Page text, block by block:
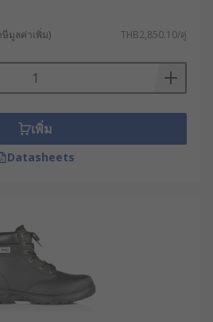
มีความเสี่ยงในการสัมผัส
เท้า : แผ่นป้องกันที่อาจติด
นในรองเท้า ทำหน้าที่
าและกระดูกฝ่าเท้าจากแรง
งหรืออันตรายจากการถูกบด
งที่พบได้บ่อยในงานรื้อถอน
ก หรือการปฏิบัติงานที่ต้องยก
เพื่อปกป้องฝ่าเท้าจากวัตถุมี
องเท้าขึ้นมาได้ ซึ่งเป็น
างยิ่งสำหรับไซต์งาน
สาหกรรม
มูลค่าเพิ่ม) THB2,850.10/คู่
เพิ่ม
Datasheets